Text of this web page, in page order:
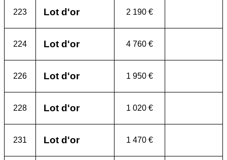
223 Lot d'or 2 190 €
224 Lot d'or 4 760 €
226 Lot d'or 1 950 €
228 Lot d'or 1 020 €
231 Lot d'or 1 470 €